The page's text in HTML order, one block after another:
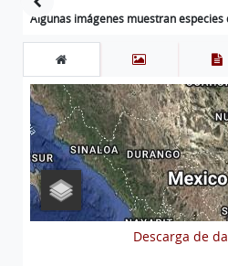
Algunas imágenes muestran especies
Descarga de